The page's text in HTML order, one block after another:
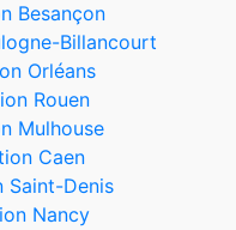
Besançon
Billancourt
Orléans
Rouen
Mulhouse
Caen
Saint-Denis
Nancy